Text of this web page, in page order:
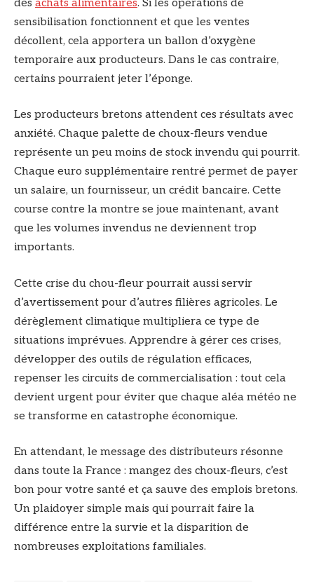
des achats alimentaires. Si les opérations de
sensibilisation fonctionnent et que les ventes
décollent, cela apportera un ballon d’oxygène
temporaire aux producteurs. Dans le cas contraire,
certains pourraient jeter l’éponge.
Les producteurs bretons attendent ces résultats avec
anxiété. Chaque palette de choux-fleurs vendue
représente un peu moins de stock invendu qui pourrit.
Chaque euro supplémentaire rentré permet de payer
un salaire, un fournisseur, un crédit bancaire. Cette
course contre la montre se joue maintenant, avant
que les volumes invendus ne deviennent trop
importants.
Cette crise du chou-fleur pourrait aussi servir
d’avertissement pour d’autres filières agricoles. Le
dérèglement climatique multipliera ce type de
situations imprévues. Apprendre à gérer ces crises,
développer des outils de régulation efficaces,
repenser les circuits de commercialisation : tout cela
devient urgent pour éviter que chaque aléa météo ne
se transforme en catastrophe économique.
En attendant, le message des distributeurs résonne
dans toute la France : mangez des choux-fleurs, c’est
bon pour votre santé et ça sauve des emplois bretons.
Un plaidoyer simple mais qui pourrait faire la
différence entre la survie et la disparition de
nombreuses exploitations familiales.